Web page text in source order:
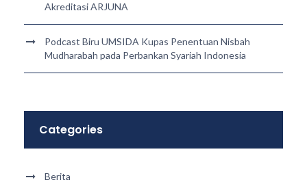
Akreditasi ARJUNA
Podcast Biru UMSIDA Kupas Penentuan Nisbah
Mudharabah pada Perbankan Syariah Indonesia
Categories
Berita